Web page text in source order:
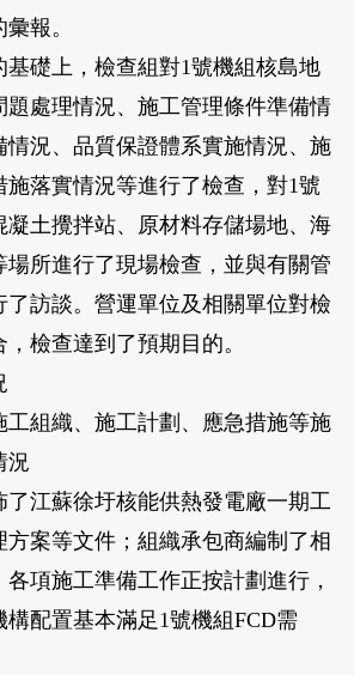
報。
礎上，檢查組對1號機組核島地
題處理情況、施工管理條件準備情
情況、品質保證體系實施情況、施
施落實情況等進行了檢查，對1號
凝土攪拌站、原材料存儲場地、海
場所進行了現場檢查，並與有關管
了訪談。營運單位及相關單位對檢
檢查達到了預期目的。
組織、施工計劃、應急措施等施
況
江蘇徐圩核能供熱發電廠一期工
案等文件；組織承包商編制了相
項施工準備工作正按計劃進行，
配置基本滿足1號機組FCD需